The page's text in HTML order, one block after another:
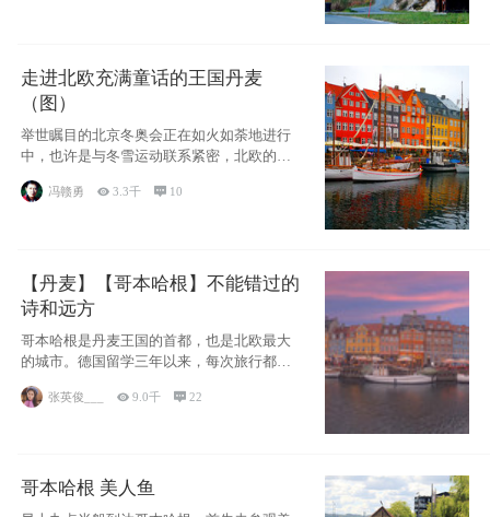
走进北欧充满童话的王国丹麦
（图）
举世瞩目的北京冬奥会正在如火如荼地进行
中，也许是与冬雪运动联系紧密，北欧的一
些国家因
冯赣勇 3.3千  10
【丹麦】【哥本哈根】不能错过的
诗和远方
哥本哈根是丹麦王国的首都，也是北欧最大
的城市。德国留学三年以来，每次旅行都是
张英俊___ 9.0千 22
哥本哈根 美人鱼